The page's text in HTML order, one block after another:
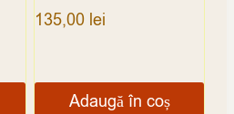
135,00 lei
Adaugă în coș